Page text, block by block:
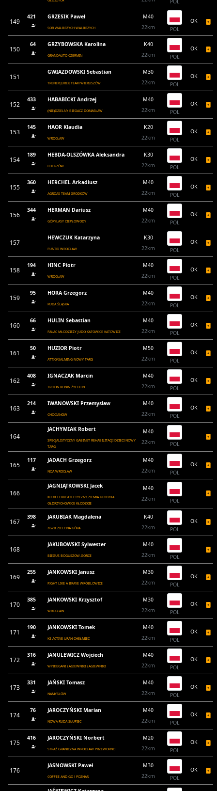
POL
149
421 GRZESIK Paweł
SOR WAŁBRZYCH WAŁBRZYCH
M40
22km
POL
OK
150
64 GRZYBOWSKA Karolina
GRANDAUTO CZERMIN
K40
22km
POL
OK
151
GWIAZDOWSKI Sebastian
TRENER JUREK TEAM WIERUSZÓW
M30
22km
POL
OK
152
433 HABABICKI Andrzej
(NIE)DZIELNY BIEGACZ DOMASŁAW
M40
22km
POL
OK
153
145 HAOR Klaudia
WROCŁAW
K20
22km
POL
OK
154
189 HEBDA-OLSZÓWKA Aleksandra
CHORZÓW
K30
22km
POL
OK
155
360 HERCHEL Arkadiusz
AGROAS TEAM GRODKÓW
M40
22km
POL
OK
156
344 HERMAN Dariusz
GÓRYLASY CIEPŁOWODY
M40
22km
POL
OK
157
HEWCZUK Katarzyna
FUNTRI WROCŁAW
K30
22km
POL
OK
158
194 HINC Piotr
WROCŁAW
M40
22km
POL
OK
159
95 HORA Grzegorz
RUDA ŚLĄSKA
M40
22km
POL
OK
160
66 HULIN Sebastian
PAŁAC MŁODZIEŻY JUDO KATOWICE KATOWICE
M40
22km
POL
OK
161
50 HUZIOR Piotr
ATTIQ/SALMING NOWY TARG
M50
22km
POL
OK
162
408 IGNACZAK Marcin
TRITON KONIN ŻYCHLIN
M40
22km
POL
OK
163
214 IWANOWSKI Przemysław
CHOCIANÓW
M40
22km
POL
OK
164
JACHYMIAK Robert
SPECJALISTYCZNY GABINET REHABILITACJI DZIECI NOWY
TARG
M40
22km
POL
165
117 JADACH Grzegorz
NOA WROCŁAW
M40
22km
POL
OK
166
JAGNIĄTKOWSKI Jacek
KLUB LEKKOATLETYCZNY ZIEMIA KŁODZKA
OŁDRZYCHOWICE KŁODZKIE
M40
22km
POL
167
398 JAKUBIAK Magdalena
ZGZB ZIELONA GÓRA
K40
22km
POL
OK
168
JAKUBOWSKI Sylwester
BIEGUS BOGUSZOW-GORCE
M40
22km
POL
169
255 JANKOWSKI Janusz
FIGHT LIKE A BRAVE WRÓBLOWICE
M30
22km
POL
OK
170
385 JANKOWSKI Krzysztof
WROCŁAW
M30
22km
POL
OK
171
190 JANKOWSKI Tomek
KS ACTIVE URAN CHEŁMIEC
M40
22km
POL
OK
172
316 JANULEWICZ Wojciech
WYBIEGANI ŁAGIEWNIKI ŁAGIEWNIKI
M40
22km
POL
OK
173
331 JAŃSKI Tomasz
NAMYSŁÓW
M40
22km
POL
OK
174
76 JAROCZYŃSKI Marian
NOWA RUDA SŁUPIEC
M40
22km
POL
OK
175
416 JAROCZYŃSKI Norbert
STRAŻ GRANICZNA WROCŁAW PRZEWORNO
M20
22km
POL
OK
176
JASNOWSKI Paweł
COFFEE AND GO ! POZNAŃ
M30
22km
POL
OK